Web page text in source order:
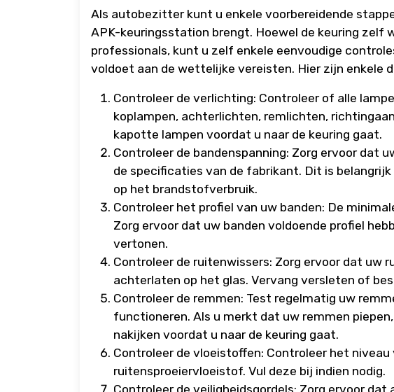
Als autobezitter kunt u enkele voorbereidende
APK-keuringsstation brengt. Hoewel de keuring zelf
professionals, kunt u zelf enkele eenvoudige
voldoet aan de wettelijke vereisten. Hier zijn enkele
Controleer de verlichting: Controleer of alle
koplampen, achterlichten, remlichten,
kapotte lampen voordat u naar de keuring gaat.
Controleer de bandenspanning: Zorg ervoor dat
de specificaties van de fabrikant. Dit is
op het brandstofverbruik.
Controleer het profiel van uw banden: De
Zorg ervoor dat uw banden voldoende profiel
vertonen.
Controleer de ruitenwissers: Zorg ervoor dat uw
achterlaten op het glas. Vervang versleten of
Controleer de remmen: Test regelmatig uw
functioneren. Als u merkt dat uw remmen
nakijken voordat u naar de keuring gaat.
Controleer de vloeistoffen: Controleer het
ruitensproeiervloeistof. Vul deze bij indien nodig.
Controleer de veiligheidsgordels: Zorg ervoor dat